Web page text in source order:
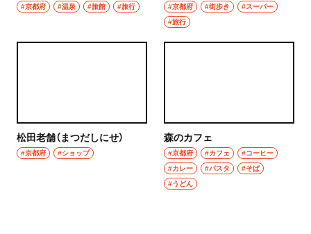
#京都府 #温泉 #旅館 #旅行 #京都府 #街歩き
#スーパー
#旅行
松田老舗（まつだしにせ）
#京都府 #ショップ
森のカフェ
#京都府 #カフェ
#コーヒー
#カレー
#パスタ
#そば
#うどん